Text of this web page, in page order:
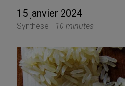
15 janvier 2024
Synthèse - 10 minutes